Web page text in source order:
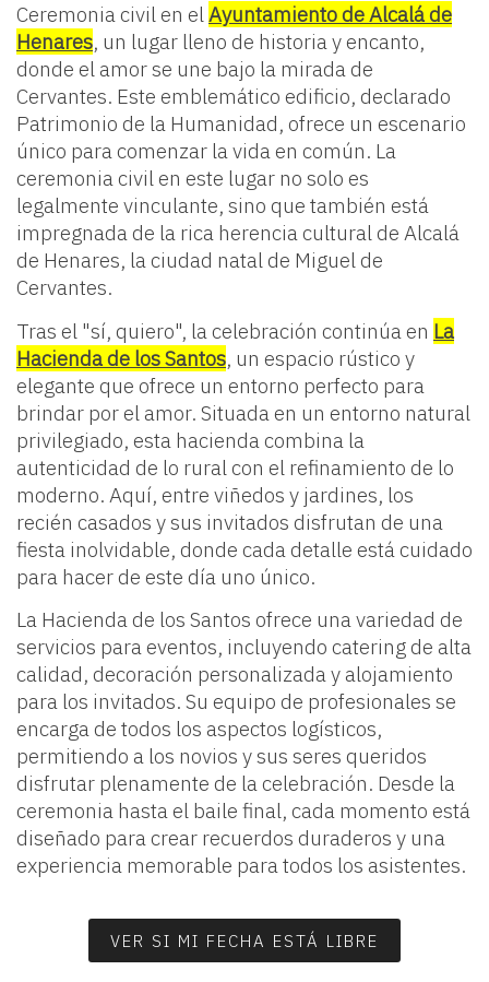
Ceremonia civil en elAyuntamiento de Alcalá de
Henares, un lugar lleno de historia y encanto,
donde el amor se une bajo la mirada de
Cervantes. Este emblemático edificio, declarado
Patrimonio de la Humanidad, ofrece un escenario
único para comenzar la vida en común. La
ceremonia civil en este lugar no solo es
legalmente vinculante, sino que también está
impregnada de la rica herencia cultural de Alcalá
de Henares, la ciudad natal de Miguel de
Cervantes.
Tras el "sí, quiero", la celebración continúa en La
Hacienda de los Santos, un espacio rústico y
elegante que ofrece un entorno perfecto para
brindar por el amor. Situada en un entorno natural
privilegiado, esta hacienda combina la
autenticidad de lo rural con el refinamiento de lo
moderno. Aquí, entre viñedos y jardines, los
recién casados y sus invitados disfrutan de una
fiesta inolvidable, donde cada detalle está cuidado
para hacer de este día uno único.
La Hacienda de los Santos ofrece una variedad de
servicios para eventos, incluyendo catering de alta
calidad, decoración personalizada y alojamiento
para los invitados. Su equipo de profesionales se
encarga de todos los aspectos logísticos,
permitiendo a los novios y sus seres queridos
disfrutar plenamente de la celebración. Desde la
ceremonia hasta el baile final, cada momento está
diseñado para crear recuerdos duraderos y una
experiencia memorable para todos los asistentes.
VER SI MI FECHA ESTÁ LIBRE